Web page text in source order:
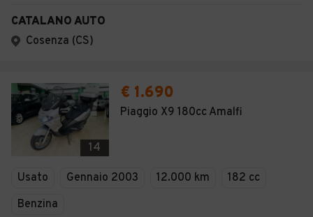
CATALANO AUTO
Cosenza (CS)
14
€ 1.690
Piaggio X9 180cc Amalfi
Usato Gennaio 2003 12.000 km
182 cc
Benzina